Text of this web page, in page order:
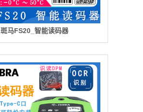
斑马FS20_智能读码器